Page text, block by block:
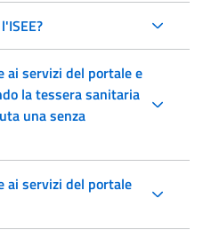
ai servizi del portale e
la tessera sanitaria
una senza
ai servizi del portale